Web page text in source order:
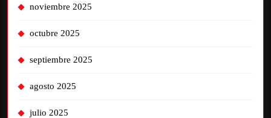
noviembre 2025
octubre 2025
septiembre 2025
agosto 2025
julio 2025